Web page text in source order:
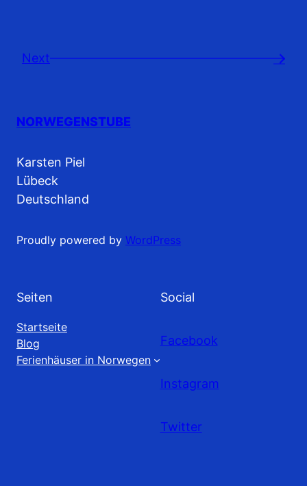
Next →
NORWEGENSTUBE
Karsten Piel
Lübeck
Deutschland
Proudly powered by WordPress
Seiten
Startseite
Blog
Ferienhäuser in Norwegen
Social
Facebook
Instagram
Twitter